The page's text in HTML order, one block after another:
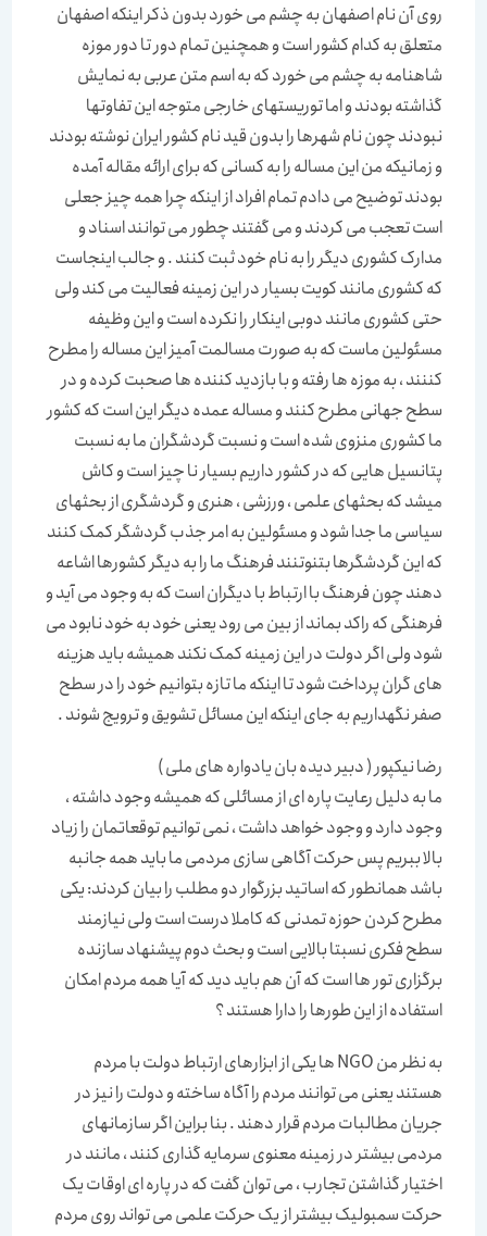
روی آن نام اصفهان به چشم می خورد بدون ذکر اینکه اصفهان
متعلق به کدام کشور است و همچنین تمام دور تا دور موزه
شاهنامه به چشم می خورد که به اسم متن عربی به نمایش
گذاشته بودند و اما توریستهای خارجی متوجه این تفاوتها
نبودند چون نام شهرها را بدون قید نام کشور ایران نوشته بودند
و زمانیکه من این مساله را به کسانی که برای ارائه مقاله آمده
بودند توضیح می دادم تمام افراد از اینکه چرا همه چیز جعلی
است تعجب می کردند و می گفتند چطور می توانند اسناد و
مدارک کشوری دیگر را به نام خود ثبت کنند . و جالب اینجاست
که کشوری مانند کویت بسیار در این زمینه فعالیت می کند ولی
حتی کشوری مانند دوبی اینکار را نکرده است و این وظیفه
مسئولین ماست که به صورت مسالمت آمیز این مساله را مطرح
کننند ، به موزه ها رفته و با بازدید کننده ها صحبت کرده و در
سطح جهانی مطرح کنند و مساله عمده دیگر این است که کشور
ما کشوری منزوی شده است و نسبت گردشگران ما به نسبت
پتانسیل هایی که در کشور داریم بسیار نا چیز است و کاش
میشد که بحثهای علمی ، ورزشی ، هنری و گردشگری از بحثهای
سیاسی ما جدا شود و مسئولین به امر جذب گردشگر کمک کنند
که این گردشگرها بتنوتنند فرهنگ ما را به دیگر کشورها اشاعه
دهند چون فرهنگ با ارتباط با دیگران است که به وجود می آید و
فرهنگی که راکد بماند از بین می رود یعنی خود به خود نابود می
شود ولی اگر دولت در این زمینه کمک نکند همیشه باید هزینه
های گران پرداخت شود تا اینکه ما تازه بتوانیم خود را در سطح
صفر نگهداریم به جای اینکه این مسائل تشویق و ترویج شوند .
رضا نیکپور ( دبیر دیده بان یادواره های ملی )
ما به دلیل رعایت پاره ای از مسائلی که همیشه وجود داشته ،
وجود دارد و وجود خواهد داشت ، نمی توانیم توقعاتمان را زیاد
بالا ببریم پس حرکت آگاهی سازی مردمی ما باید همه جانبه
باشد همانطور که اساتید بزرگوار دو مطلب را بیان کردند: یکی
مطرح کردن حوزه تمدنی که کاملا درست است ولی نیازمند
سطح فکری نسبتا بالایی است و بحث دوم پیشنهاد سازنده
برگزاری تور ها است که آن هم باید دید که آیا همه مردم امکان
استفاده از این طورها را دارا هستند ؟
به نظر من NGO ها یکی از ابزارهای ارتباط دولت با مردم
هستند یعنی می توانند مردم را آگاه ساخته و دولت را نیز در
جریان مطالبات مردم قرار دهند . بنا براین اگر سازمانهای
مردمی بیشتر در زمینه معنوی سرمایه گذاری کنند ، مانند در
اختیار گذاشتن تجارب ، می توان گفت که در پاره ای اوقات یک
حرکت سمبولیک بیشتر از یک حرکت علمی می تواند روی مردم